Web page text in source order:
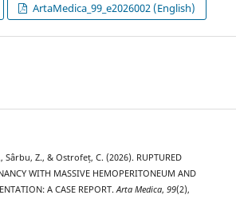
ArtaMedica_99_e2026002 (English)
Z., & Ostrofeț, C. (2026). RUPTURED
WITH MASSIVE HEMOPERITONEUM AND
A CASE REPORT.Arta Medica, 99(2),